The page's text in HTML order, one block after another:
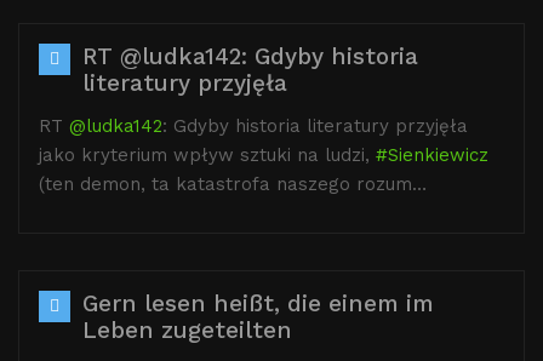
RT @ludka142: Gdyby historia
literatury przyjęła
RT @ludka142: Gdyby historia literatury przyjęła
jako kryterium wpływ sztuki na ludzi, #Sienkiewicz
(ten demon, ta katastrofa naszego rozum…
Gern lesen heißt, die einem im
Leben zugeteilten